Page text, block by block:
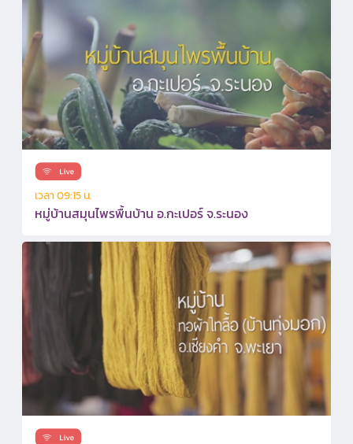
เวลา 09:15 น.
หมู่บ้านสมุนไพรพื้นบ้าน อ.กะเปอร์ จ.ระนอง